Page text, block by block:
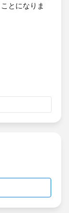
とになりま
た3番の計算
ので年度を
"前年同日
めには今年の
しなければなり
と同時に、今